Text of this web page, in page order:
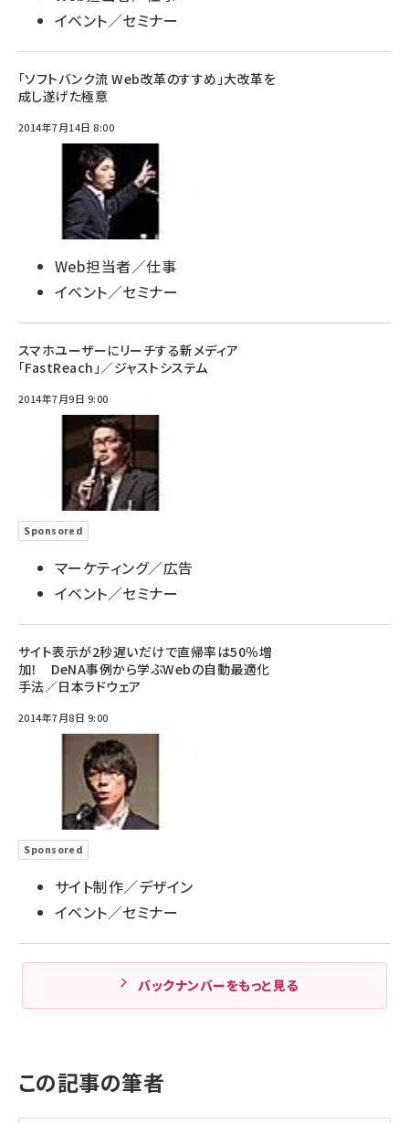
イベント／セミナー
「ソフトバンク流 Web改革のすすめ」大改革を
成し遂げた極意
2014年7月14日 8:00
Web担当者／仕事
イベント／セミナー
スマホユーザーにリーチする新メディア
「FastReach」／ジャストシステム
2014年7月9日 9:00
Sponsored
マーケティング／広告
イベント／セミナー
サイト表示が2秒遅いだけで直帰率は50％増
加！ DeNA事例から学ぶWebの自動最適化
手法／日本ラドウェア
2014年7月8日 9:00
Sponsored
サイト制作／デザイン
イベント／セミナー
バックナンバーをもっと見る
この記事の筆者